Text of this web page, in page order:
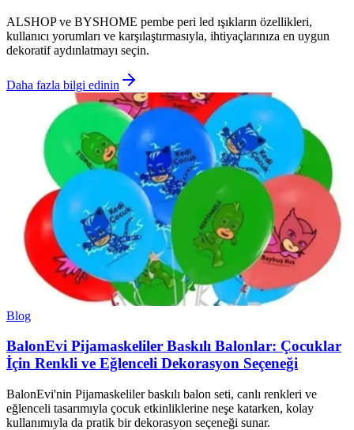
ALSHOP ve BYSHOME pembe peri led ışıkların özellikleri,
kullanıcı yorumları ve karşılaştırmasıyla, ihtiyaçlarınıza en uygun
dekoratif aydınlatmayı seçin.
Daha fazla bilgi edinin
Blog
BalonEvi Pijamaskeliler Baskılı Balonlar: Çocuklar
İçin Renkli ve Eğlenceli Dekorasyon Seçeneği
BalonEvi'nin Pijamaskeliler baskılı balon seti, canlı renkleri ve
eğlenceli tasarımıyla çocuk etkinliklerine neşe katarken, kolay
kullanımıyla da pratik bir dekorasyon seçeneği sunar.